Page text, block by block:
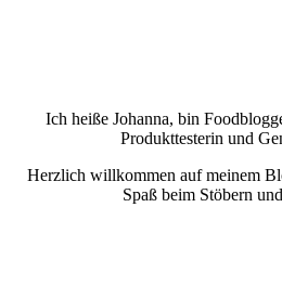
Ich heiße Johanna, bin
Produkttesterin und
Herzlich willkommen auf meinem
Spaß beim Stöbern